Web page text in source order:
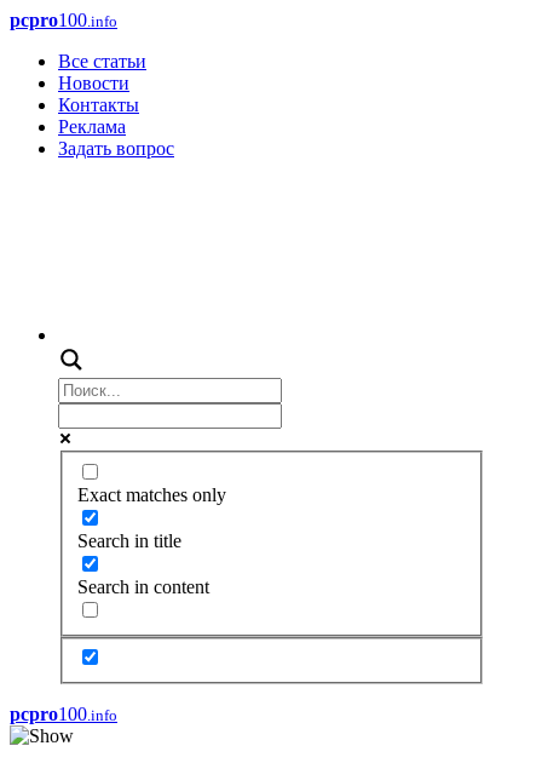
pcpro100.info
Все статьи
Новости
Контакты
Реклама
Задать вопрос
Exact matches only
Search in title
Search in content
pcpro100.info